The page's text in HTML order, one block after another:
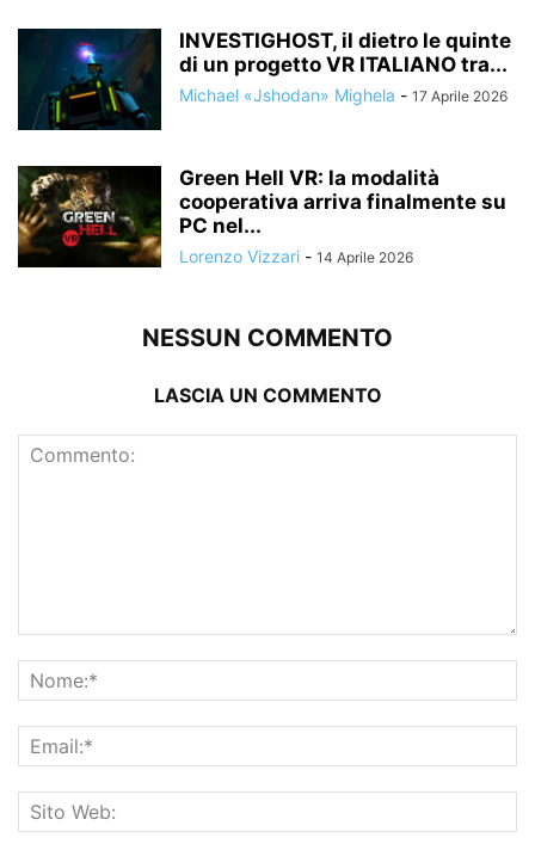
INVESTIGHOST, il dietro le quinte
di un progetto VR ITALIANO tra...
Michael «Jshodan» Mighela - 17 Aprile 2026
Green Hell VR: la modalità
cooperativa arriva finalmente su
PC nel...
Lorenzo Vizzari - 14 Aprile 2026
NESSUN COMMENTO
LASCIA UN COMMENTO